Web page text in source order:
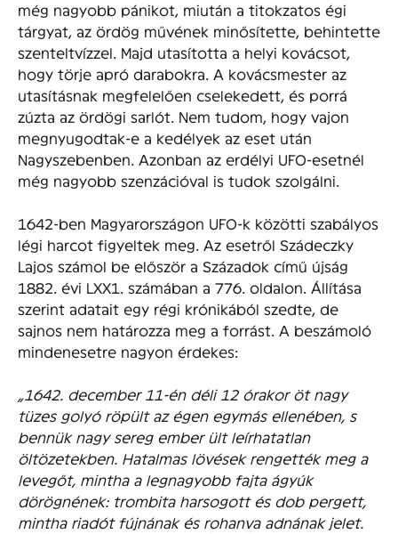
még nagyobb pánikot, miután a titokzatos égi
tárgyat, az ördög művének minősítette, behintette
szenteltvízzel. Majd utasította a helyi kovácsot,
hogy törje apró darabokra. A kovácsmester az
utasításnak megfelelően cselekedett, és porrá
zúzta az ördögi sarlót. Nem tudom, hogy vajon
megnyugodtak-e a kedélyek az eset után
Nagyszebenben. Azonban az erdélyi UFO-esetnél
még nagyobb szenzációval is tudok szolgálni.
1642-ben Magyarországon UFO-k közötti szabályos
légi harcot figyeltek meg. Az esetről Szádeczky
Lajos számol be először a Századok című újság
1882. évi LXX1. számában a 776. oldalon. Állítása
szerint adatait egy régi krónikából szedte, de
sajnos nem határozza meg a forrást. A beszámoló
mindenesetre nagyon érdekes:
„1642. december 11-én déli 12 órakor öt nagy
tüzes golyó röpült az égen egymás ellenében, s
bennük nagy sereg ember ült leírhatatlan
öltözetekben. Hatalmas lövések rengették meg a
levegőt, mintha a legnagyobb fajta ágyúk
dörögnének: trombita harsogott és dob pergett,
mintha riadót fújnának és rohanva adnának jelet.